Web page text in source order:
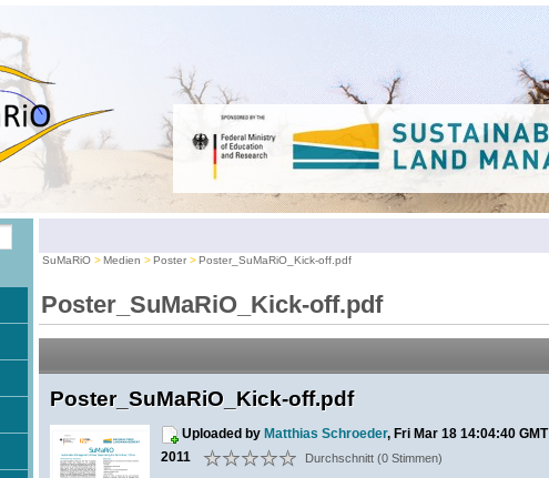
SuMaRiO Medien Poster Poster_SuMaRiO_Kick-off.pdf
Poster_SuMaRiO_Kick-off.pdf
Poster_SuMaRiO_Kick-off.pdf
Uploaded by Matthias Schroeder, Fri Mar 18 14:04:40 GMT
2011
Durchschnitt (0 Stimmen)